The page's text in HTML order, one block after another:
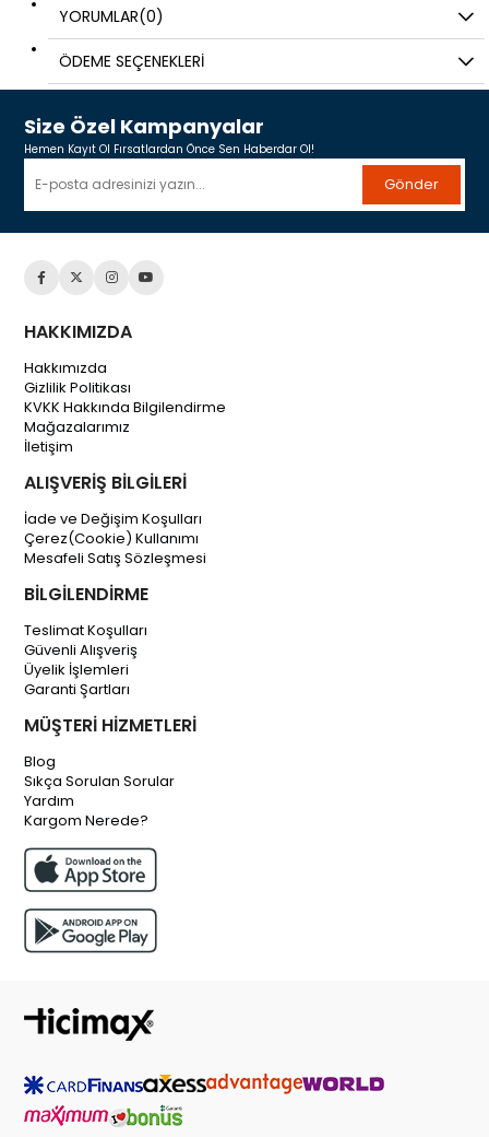
YORUMLAR(0)
ÖDEME SEÇENEKLERI
Size Özel Kampanyalar
Hemen Kayıt Ol Fırsatlardan Önce Sen Haberdar Ol!
Gönder
HAKKIMIZDA
Hakkımızda
Gizlilik Politikası
KVKK Hakkında Bilgilendirme
Mağazalarımız
İletişim
ALIŞVERİŞ BİLGİLERİ
İade ve Değişim Koşulları
Çerez(Cookie) Kullanımı
Mesafeli Satış Sözleşmesi
BİLGİLENDİRME
Teslimat Koşulları
Güvenli Alışveriş
Üyelik İşlemleri
Garanti Şartları
MÜŞTERİ HİZMETLERİ
Blog
Sıkça Sorulan Sorular
Yardım
Kargom Nerede?